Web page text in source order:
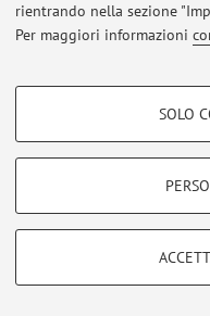
rientrando nella sezione
Per maggiori informazioni
COOKIE DI
COOKIE TECNICI -
Si tratta di cookie tecnici
SOLO